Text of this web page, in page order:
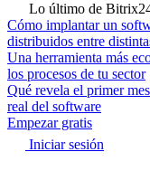
Lo último de
Cómo implantar un
distribuidos entre
Una herramienta más
los procesos de tu sector
Qué revela el primer
real del software
Empezar gratis
Iniciar sesión